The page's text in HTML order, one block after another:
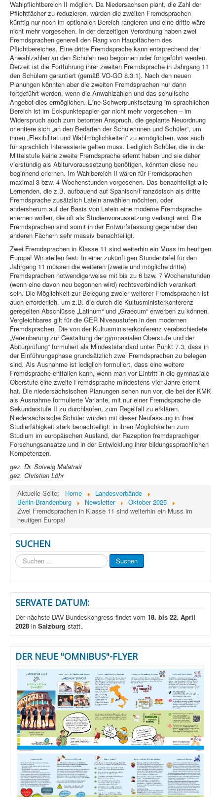
Wahlpflichtbereich II möglich. Da Niedersachsen plant, die Zahl der
Pflichtfächer zu reduzieren, würden die zweiten Fremdsprachen
künftig nur noch im optionalen Bereich rangieren und eine dritte wäre
nicht mehr vorgesehen. In der derzeitigen Verordnung haben zwei
Fremdsprachen generell den Rang von Hauptfächern des
Pflichtbereiches. Eine dritte Fremdsprache kann entsprechend der
Anwahlzahlen an den Schulen neu begonnen oder fortgeführt werden.
Derzeit ist die Fortführung ihrer zweiten Fremdsprache in Jahrgang 11
den Schülern garantiert (gemäß VO-GO 8.3.1). Nach den neuen
Planungen könnten aber die zweiten Fremdsprachen nur dann
fortgeführt werden, wenn die Anwahlzahlen und das schulische
Angebot dies ermöglichen. Eine Schwerpunktsetzung im sprachlichen
Bereich ist im Eckpunktepapier gar nicht mehr vorgesehen – im
Widerspruch auch zum betonten Anspruch, die geplante Neuordnung
orientiere sich „an den Bedarfen der Schülerinnen und Schüler“, um
ihnen „Flexibilität und Wahlmöglichkeiten“ zu ermöglichen, was auch
für sprachlich Interessierte gelten muss. Lediglich Schüler, die in der
Mittelstufe keine zweite Fremdsprache erlernt haben und sie daher
vierstündig als Abiturvoraussetzung benötigen, könnten diese neu
beginnend erlernen. Im Wahlbereich II wären für Fremdsprachen
maximal 3 bzw. 4 Wochenstunden vorgesehen. Das benachteiligt alle
Lernenden, die z.B. aufbauend auf Spanisch/Französisch als dritte
Fremdsprache zusätzlich Latein anwählen möchten, oder
andersherum auf der Basis von Latein eine moderne Fremdsprache
erlernen wollen, die oft als Studienvoraussetzung verlangt wird. Die
Fremdsprachen sind somit in der Entwurfsfassung gegenüber den
anderen Fächern sehr massiv benachteiligt.
Zwei Fremdsprachen in Klasse 11 sind weiterhin ein Muss im heutigen
Europa! Wir stellen fest: In einer zukünftigen Stundentafel für den
Jahrgang 11 müssen die weiteren (zweite und mögliche dritte)
Fremdsprachen notwendigerweise mit bis zu 6 bzw. 7 Wochenstunden
(wenn eine davon neu begonnen wird) rechtsverbindlich verankert
sein. Die Möglichkeit zur Belegung zweier weiterer Fremdsprachen ist
auch erforderlich, um z.B. die durch die Kultusministerkonferenz
geregelten Abschlüsse „Latinum“ und „Graecum“ erwerben zu können.
Vergleichbares gilt für die GER Niveaustufen in den modernen
Fremdsprachen. Die von der Kultusministerkonferenz verabschiedete
„Vereinbarung zur Gestaltung der gymnasialen Oberstufe und der
Abiturprüfung“ formuliert als Mindeststandard unter Punkt 7.3, dass in
der Einführungsphase grundsätzlich zwei Fremdsprachen zu belegen
sind. Als Ausnahme ist lediglich formuliert, dass eine weitere
Fremdsprache entfallen kann, wenn man vor Eintritt in die gymnasiale
Oberstufe eine zweite Fremdsprache mindestens vier Jahre erlernt
hat. Die niedersächsischen Planungen sehen nun vor, die bei der KMK
als Ausnahme formulierte Variante, mit nur einer Fremdsprache die
Sekundarstufe II zu durchlaufen, zum Regelfall zu erklären.
Niedersächsische Schüler würden mit dieser Neufassung in ihrer
Studierfähigkeit stark benachteiligt: in ihren Möglichkeiten zum
Studium im europäischen Ausland, der Rezeption fremdsprachiger
Forschungsansätze und in der Entwicklung ihrer bildungssprachlichen
Kompetenzen.
gez. Dr. Solveig Malatrait
gez. Christian Löhr
Aktuelle Seite:
Home
Landesverbände
Berlin-Brandenburg
Newsletter
Oktober 2025
Zwei Fremdsprachen in Klasse 11 sind weiterhin ein Muss im
heutigen Europa!
SUCHEN
Suchen
...
Suchen
SERVATE DATUM:
Der nächste DAV-Bundeskongress findet vom 18. bis 22. April
2028 in Salzburg statt.
DER NEUE "OMNIBUS"-FLYER